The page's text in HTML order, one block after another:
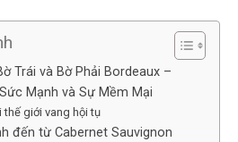
Trái và Bờ Phải Bordeaux –
Mạnh và Sự Mềm Mại
thế giới vang hội tụ
đến từ Cabernet Sauvignon